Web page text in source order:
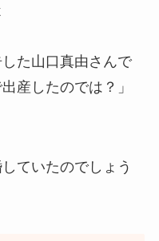
た山口真由さんで
産したのでは？」
ていたのでしょう